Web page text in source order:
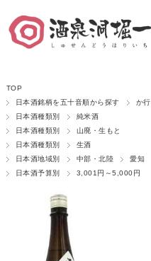
TOP
日本酒銘柄を五十音順から探す
か行
日本酒種類別
純米酒
日本酒種類別
山廃・生もと
日本酒種類別
生酒
日本酒地域別
中部・北陸
愛知
日本酒予算別
3,001円～5,000円